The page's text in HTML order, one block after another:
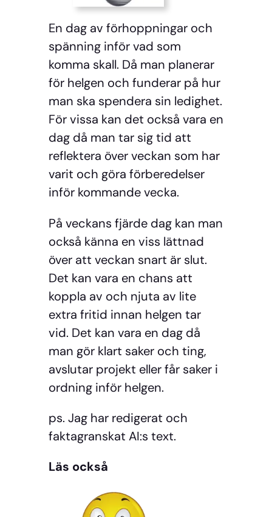
En dag av förhoppningar och
spänning inför vad som
komma skall. Då man planerar
för helgen och funderar på hur
man ska spendera sin ledighet.
För vissa kan det också vara en
dag då man tar sig tid att
reflektera över veckan som har
varit och göra förberedelser
inför kommande vecka.
På veckans fjärde dag kan man
också känna en viss lättnad
över att veckan snart är slut.
Det kan vara en chans att
koppla av och njuta av lite
extra fritid innan helgen tar
vid. Det kan vara en dag då
man gör klart saker och ting,
avslutar projekt eller får saker i
ordning inför helgen.
ps. Jag har redigerat och
faktagranskat AI:s text.
Läs också